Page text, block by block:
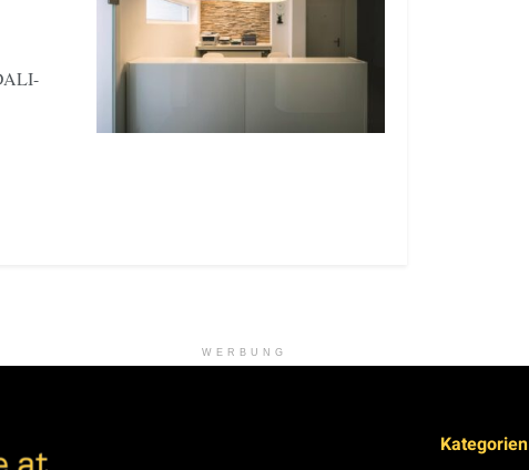
WERBUNG
Kategorien